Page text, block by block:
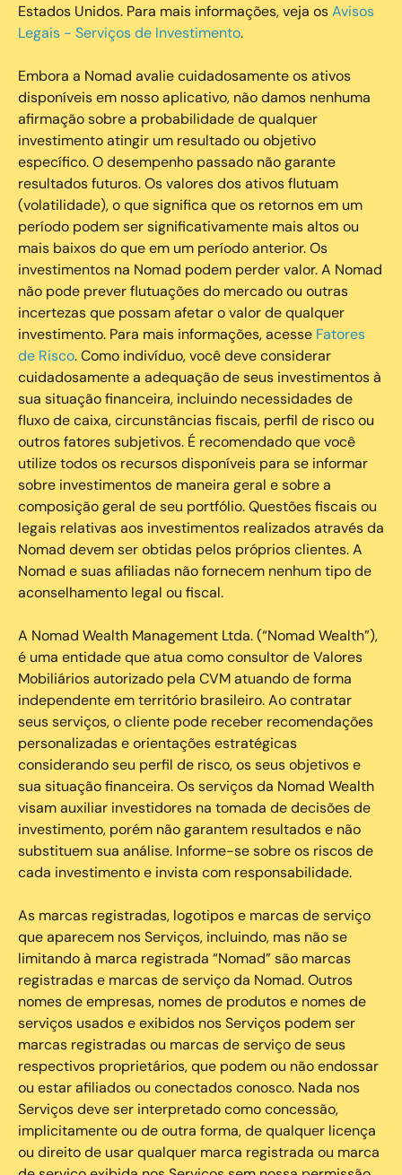
Estados Unidos. Para mais informações, veja osAvisos
Legais - Serviços de Investimento.
Embora a Nomad avalie cuidadosamente os ativos
disponíveis em nosso aplicativo, não damos nenhuma
afirmação sobre a probabilidade de qualquer
investimento atingir um resultado ou objetivo
específico. O desempenho passado não garante
resultados futuros. Os valores dos ativos flutuam
(volatilidade), o que significa que os retornos em um
período podem ser significativamente mais altos ou
mais baixos do que em um período anterior. Os
investimentos na Nomad podem perder valor. A Nomad
não pode prever flutuações do mercado ou outras
incertezas que possam afetar o valor de qualquer
investimento. Para mais informações, acesse Fatores
de Risco. Como indivíduo, você deve considerar
cuidadosamente a adequação de seus investimentos à
sua situação financeira, incluindo necessidades de
fluxo de caixa, circunstâncias fiscais, perfil de risco ou
outros fatores subjetivos. É recomendado que você
utilize todos os recursos disponíveis para se informar
sobre investimentos de maneira geral e sobre a
composição geral de seu portfólio. Questões fiscais ou
legais relativas aos investimentos realizados através da
Nomad devem ser obtidas pelos próprios clientes. A
Nomad e suas afiliadas não fornecem nenhum tipo de
aconselhamento legal ou fiscal.
A Nomad Wealth Management Ltda. (“Nomad Wealth”),
é uma entidade que atua como consultor de Valores
Mobiliários autorizado pela CVM atuando de forma
independente em território brasileiro. Ao contratar
seus serviços, o cliente pode receber recomendações
personalizadas e orientações estratégicas
considerando seu perfil de risco, os seus objetivos e
sua situação financeira. Os serviços da Nomad Wealth
visam auxiliar investidores na tomada de decisões de
investimento, porém não garantem resultados e não
substituem sua análise. Informe-se sobre os riscos de
cada investimento e invista com responsabilidade.
As marcas registradas, logotipos e marcas de serviço
que aparecem nos Serviços, incluindo, mas não se
limitando à marca registrada “Nomad” são marcas
registradas e marcas de serviço da Nomad. Outros
nomes de empresas, nomes de produtos e nomes de
serviços usados e exibidos nos Serviços podem ser
marcas registradas ou marcas de serviço de seus
respectivos proprietários, que podem ou não endossar
ou estar afiliados ou conectados conosco. Nada nos
Serviços deve ser interpretado como concessão,
implicitamente ou de outra forma, de qualquer licença
ou direito de usar qualquer marca registrada ou marca